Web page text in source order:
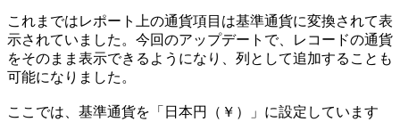
これまではレポート上の通貨項目は基準通貨に変換されて表
示されていました。今回のアップデートで、レコードの通貨
をそのまま表示できるようになり、列として追加することも
可能になりました。
ここでは、基準通貨を「日本円（￥）」に設定しています